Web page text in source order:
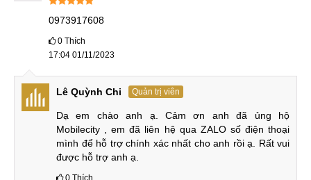
Dung lượng Lenovo Xiaoxin Pad Pro 2022:
6-128GB và 8-128GB
Máy sở hữu 2 phiên bản bộ nhớ RAM 6GB và 8GB. Bộ nhớ
trong UFS 3.1 cho tốc độ đọc ghi vô cùng nhanh chóng. Về
khả năng lưu ngoài dung lượng bộ nhớ trong 128GB thì nhà
sản xuất còn tích hợp khe thẻ nhớ microSD lên tới 1TB
thoải mái lưu trữ.
0973917608
0 Thích
17:04 01/11/2023
Lê Quỳnh Chi Quản trị viên
Dạ em chào anh ạ. Cảm ơn anh đã ủng hộ
Mobilecity , em đã liên hệ qua ZALO số điện thoại
mình để hỗ trợ chính xác nhất cho anh rồi ạ. Rất vui
được hỗ trợ anh ạ.
0 Thích